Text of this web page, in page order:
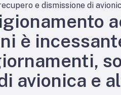
e dismissione di
è
avionica e